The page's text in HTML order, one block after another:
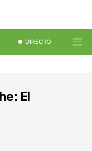
DIRECTO
El